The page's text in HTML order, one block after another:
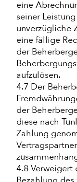
eine
seiner
unverzügliche
eine fällige
der
aufzulösen.
4.7 Der
der
diese nach
Zahlung
4.8 Verweigert